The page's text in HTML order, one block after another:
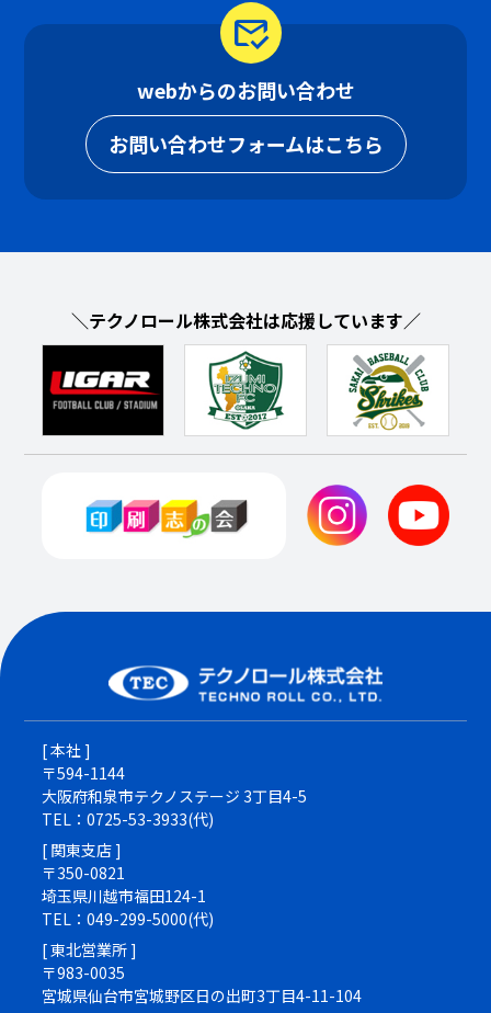
mark_email_read
webからのお問い合わせ
お問い合わせフォームはこちら
＼テクノロール株式会社は応援しています／
[ 本社 ]
〒594-1144
大阪府和泉市テクノステージ 3丁目4-5
TEL：0725-53-3933(代)
[ 関東支店 ]
〒350-0821
埼玉県川越市福田124-1
TEL：049-299-5000(代)
[ 東北営業所 ]
〒983-0035
宮城県仙台市宮城野区日の出町3丁目4-11-104